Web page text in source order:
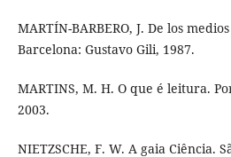
MARTÍN-BARBERO, J. De los
Barcelona: Gustavo Gili, 1987.
MARTINS, M. H. O que é leitura.
2003.
NIETZSCHE, F. W. A gaia Ciência.